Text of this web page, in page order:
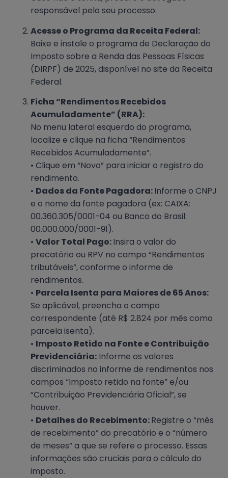
responsável pelo seu processo.
Acesse o Programa da Receita Federal:
Baixe e instale o programa de Declaração do
Imposto sobre a Renda das Pessoas Físicas
(DIRPF) de 2025, disponível no site da Receita
Federal.
Ficha “Rendimentos Recebidos
Acumuladamente” (RRA):
No menu lateral esquerdo do programa,
localize e clique na ficha “Rendimentos
Recebidos Acumuladamente”.
• Clique em “Novo” para iniciar o registro do
rendimento.
• Dados da Fonte Pagadora:Informe o CNPJ
e o nome da fonte pagadora (ex: CAIXA:
00.360.305/0001-04 ou Banco do Brasil:
00.000.000/0001-91).
• Valor Total Pago:Insira o valor do
precatório ou RPV no campo “Rendimentos
tributáveis”, conforme o informe de
rendimentos.
• Parcela Isenta para Maiores de 65 Anos:
Se aplicável, preencha o campo
correspondente (até R$ 2.824 por mês como
parcela isenta).
• Imposto Retido na Fonte e Contribuição
Previdenciária: Informe os valores
discriminados no informe de rendimentos nos
campos “Imposto retido na fonte” e/ou
“Contribuição Previdenciária Oficial”, se
houver.
• Detalhes do Recebimento:Registre o “mês
de recebimento” do precatório e o “número
de meses” a que se refere o processo. Essas
informações são cruciais para o cálculo do
imposto.